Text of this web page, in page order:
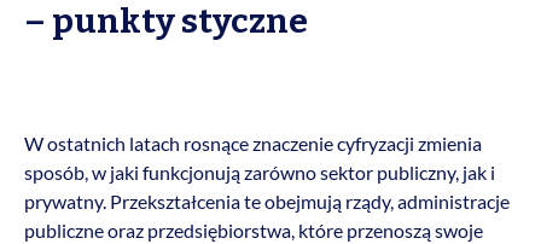
– punkty styczne
W ostatnich latach rosnące znaczenie cyfryzacji zmienia
sposób, w jaki funkcjonują zarówno sektor publiczny, jak i
prywatny. Przekształcenia te obejmują rządy, administracje
publiczne oraz przedsiębiorstwa, które przenoszą swoje